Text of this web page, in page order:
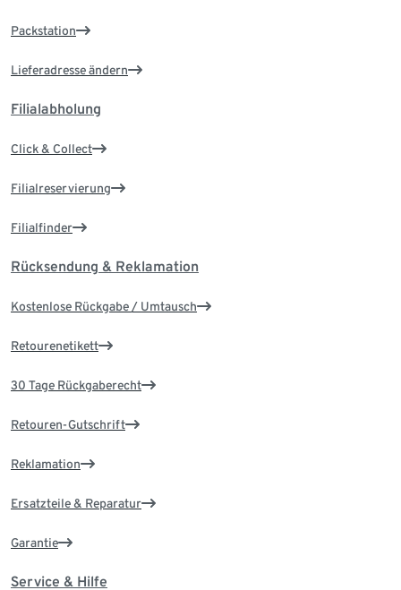
Packstation
Lieferadresse ändern
Filialabholung
Click & Collect
Filialreservierung
Filialfinder
Rücksendung & Reklamation
Kostenlose Rückgabe / Umtausch
Retourenetikett
30 Tage Rückgaberecht
Retouren-Gutschrift
Reklamation
Ersatzteile & Reparatur
Garantie
Service & Hilfe